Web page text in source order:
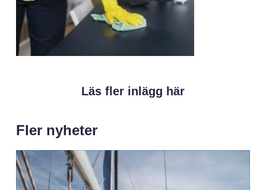
Läs fler inlägg här
Fler nyheter